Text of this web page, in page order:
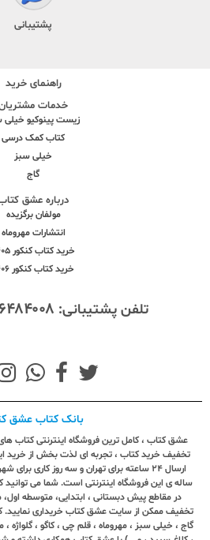
پشتیبانی
راهنمای خرید
خدمات
زیست پینوکیو خیلی
کتاب کمک درسی
خیلی سبز
گاج
درباره عشق
مولفان برگزیده
انتشارات مهروماه
خرید کتاب کنکور 1405
خرید کتاب کنکور 1406
تلفن پشتیبانی:
بانک کتاب عشق
عشق کتاب ، کامل ترین فروشگاه اینترنتی کتاب
تخفیف خرید کتاب ، تجربه ای لذت بخش از خرید
ارسال ٢٤ ساعته برای تهران و سه روز کاری
ساله ی این فروشگاه اینترنتی است. شما می
در مقاطع پیش دبستانی ، ابتدایی، متوسطه
تخفیف ممکن از سایت عشق کتاب خریداری نمایید.
گاج ، خیلی سبز ، مهروماه ، قلم چی ، کاگو ، گلواژه ،